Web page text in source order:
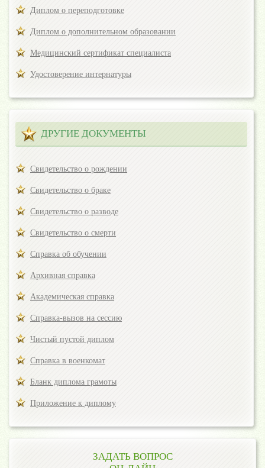
Диплом о переподготовке
Диплом о дополнительном образовании
Медицинский сертификат специалиста
Удостоверение интернатуры
ДРУГИЕ ДОКУМЕНТЫ
Свидетельство о рождении
Свидетельство о браке
Свидетельство о разводе
Свидетельство о смерти
Справка об обучении
Архивная справка
Академическая справка
Справка-вызов на сессию
Чистый пустой диплом
Справка в военкомат
Бланк диплома грамоты
Приложение к диплому
ЗАДАТЬ ВОПРОС